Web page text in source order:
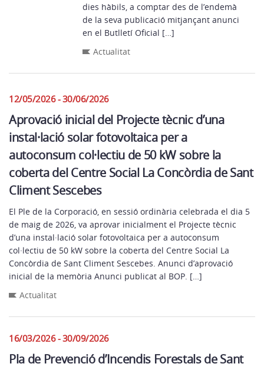
dies hàbils, a comptar des de l’endemà
de la seva publicació mitjançant anunci
en el Butlletí Oficial […]
Actualitat
12/05/2026 - 30/06/2026
Aprovació inicial del Projecte tècnic d’una
instal·lació solar fotovoltaica per a
autoconsum col·lectiu de 50 kW sobre la
coberta del Centre Social La Concòrdia de Sant
Climent Sescebes
El Ple de la Corporació, en sessió ordinària celebrada el dia 5
de maig de 2026, va aprovar inicialment el Projecte tècnic
d’una instal·lació solar fotovoltaica per a autoconsum
col·lectiu de 50 kW sobre la coberta del Centre Social La
Concòrdia de Sant Climent Sescebes. Anunci d’aprovació
inicial de la memòria Anunci publicat al BOP. […]
Actualitat
16/03/2026 - 30/09/2026
Pla de Prevenció d’Incendis Forestals de Sant